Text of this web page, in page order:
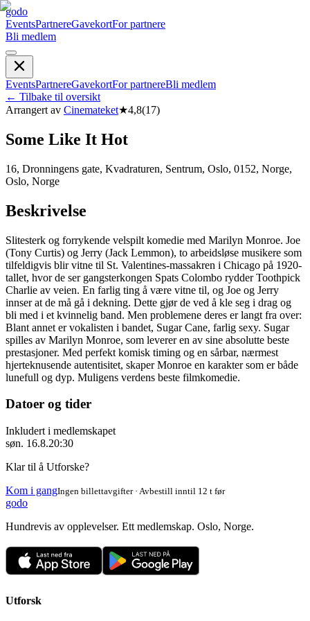
godo
EventsPartnereGavekortFor partnere
Bli medlem
EventsPartnereGavekortFor partnereBli medlem
← Tilbake til oversikt
Arrangert av Cinemateket★4,8(17)
Some Like It Hot
16, Dronningens gate, Kvadraturen, Sentrum, Oslo, 0152, Norge,
Oslo, Norge
Beskrivelse
Slitesterk og forrykende velspilt komedie med Marilyn Monroe. Joe
(Tony Curtis) og Jerry (Jack Lemmon), to arbeidsløse musikere som
tilfeldigvis blir vitne til St. Valentines-massakren i Chicago på 1920-
tallet, hvor de ser gangsterkongen Spats Colombo rydder Toothpick
Charlie av veien. En farlig ting å være vitne til, og Joe og Jerry
innser at de må gå i dekning. Dette gjør de ved å kle seg i drag og
bli med i et kvinnelig band. Men problemene deres er langt fra over:
Blant annet er vokalisten i bandet, Sugar Cane, farlig sexy. Sugar
spilles av Marilyn Monroe, som leverer en av sine absolutte beste
prestasjoner. Med perfekt komisk timing og en sårbar, nærmest
hjerteknusende autentisitet, skaper Monroe en karakter som er både
lunefull og dyp. Muligens verdens beste filmkomedie.
Datoer og tider
Inkludert i medlemskapet
søn. 16.8.20:30
Klar til å Utforske?
Kom i gangIngen billettavgifter · Avbestill inntil 12 t før
godo
Hundrevis av opplevelser. Ett medlemskap. Oslo, Norge.
Utforsk